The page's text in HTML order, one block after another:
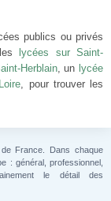
publics ou privés
lycées sur Saint-
Herblain, un lycée
, pour trouver les
France. Dans chaque
: général, professionnel,
le détail des